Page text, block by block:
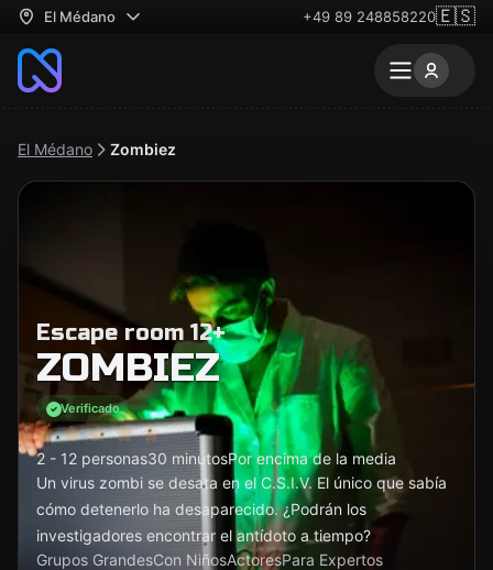
El Médano +49 89 248858220🇪🇸
El Médano Zombiez
Escape room 12+
ZOMBIEZ
Verificado
2 - 12 personas30 minutosPor encima de la media
Un virus zombi se desata en el C.S.I.V. El único que sabía
cómo detenerlo ha desaparecido. ¿Podrán los
investigadores encontrar el antídoto a tiempo?
Grupos GrandesCon NiñosActoresPara Expertos